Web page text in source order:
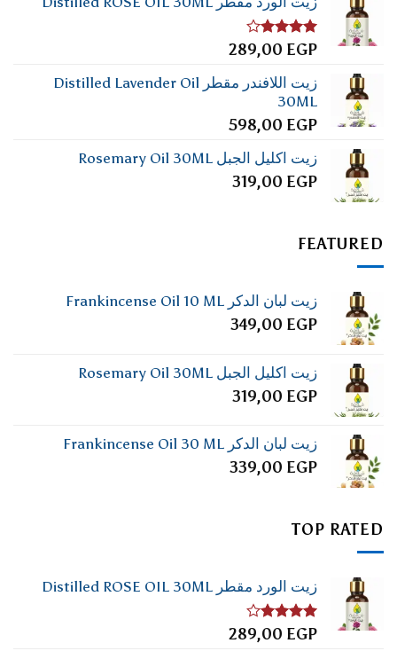
تم
من
5
289,00 EGP
زيت اللافندر مقطر Distilled Lavender Oil
30ML
598,00 EGP
زيت اكليل الجبل Rosemary Oil 30ML
319,00 EGP
FEATURED
زيت لبان الدكر Frankincense Oil 10 ML
349,00 EGP
زيت اكليل الجبل Rosemary Oil 30ML
319,00 EGP
زيت لبان الدكر Frankincense Oil 30 ML
339,00 EGP
TOP RATED
زيت الورد مقطر Distilled ROSE OIL 30ML
تم
289,00 EGP